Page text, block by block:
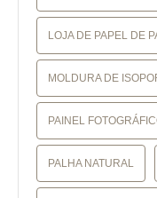
LOJA DE PAPEL DE
MOLDURA DE
PAINEL
PALHA NATURAL